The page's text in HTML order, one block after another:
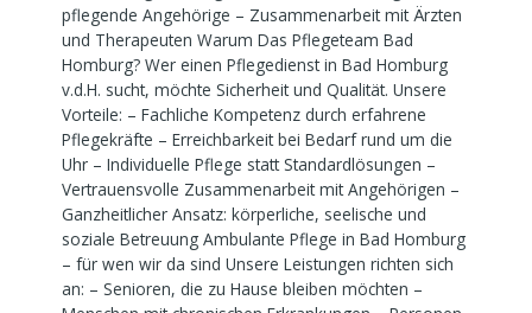
pflegende Angehörige – Zusammenarbeit mit Ärzten
und Therapeuten Warum Das Pflegeteam Bad
Homburg? Wer einen Pflegedienst in Bad Homburg
v.d.H. sucht, möchte Sicherheit und Qualität. Unsere
Vorteile: – Fachliche Kompetenz durch erfahrene
Pflegekräfte – Erreichbarkeit bei Bedarf rund um die
Uhr – Individuelle Pflege statt Standardlösungen –
Vertrauensvolle Zusammenarbeit mit Angehörigen –
Ganzheitlicher Ansatz: körperliche, seelische und
soziale Betreuung Ambulante Pflege in Bad Homburg
– für wen wir da sind Unsere Leistungen richten sich
an: – Senioren, die zu Hause bleiben möchten –